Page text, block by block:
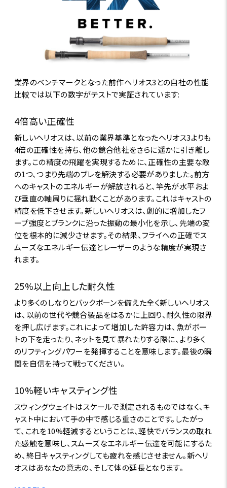
業界のベンチマークとなった前作ヘリオス3との自社の性能
比較では以下の数字がテストで実証されています:
4倍高い正確性
新しいヘリオスは、以前の業界基準となったヘリオス3よりも
4倍の正確性を持ち、他の競合他社をさらに遥かに引き離し
ます。この精度の飛躍を実現するために、正確性の主要な敵
の1つ、つまり先端のブレを解決する必要がありました。前方
へのキャストのエネルギーが解放されると、竿先が水平およ
び垂直の軸周りに揺れ動くことがあります。これはキャストの
精度を低下させます。新しいヘリオスは、劇的に増加したフ
ープ強度とブランクに沿った振動の最小化を示し、先端の変
位を根本的に減少させます。その結果、フライへの正確でス
ムーズなエネルギー伝達とレーザーのような精度が実現さ
れます。
25%以上向上した耐久性
より多くのしなりとバックボーンを備えた全く新しいヘリオス
は、以前の世代や競合製品をはるかに上回り、耐久性の限界
を押し広げます。これによって増加した許容力は、魚がボー
トの下を走ったり、ネットを見て暴れたりする際に、より多く
のリフティングパワーを発揮することを意味します。最後の瞬
間を自信を持って戦ってください。
10%軽いキャスティング性
スウィングウェイトはスケールで測定されるものではなく、キ
ャスト中において手の中で感じる重さのことです。したがっ
て、これを10%軽減するということは、軽快でバランスの取れ
た感触を意味し、スムーズなエネルギー伝達を可能にするた
め、終日キャスティングしても疲れを感じさせません。新ヘリ
オスはあなたの意志の、そして体の延長となります。